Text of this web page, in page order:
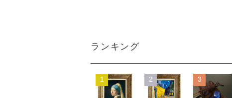
ランキング
1 2 3